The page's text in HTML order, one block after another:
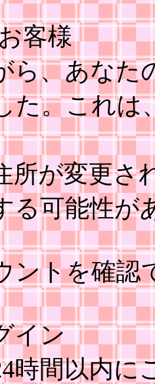
客様
ら、あなた
た。これは
所が変更さ
る可能性が
ントを確認
イン
時間以内に